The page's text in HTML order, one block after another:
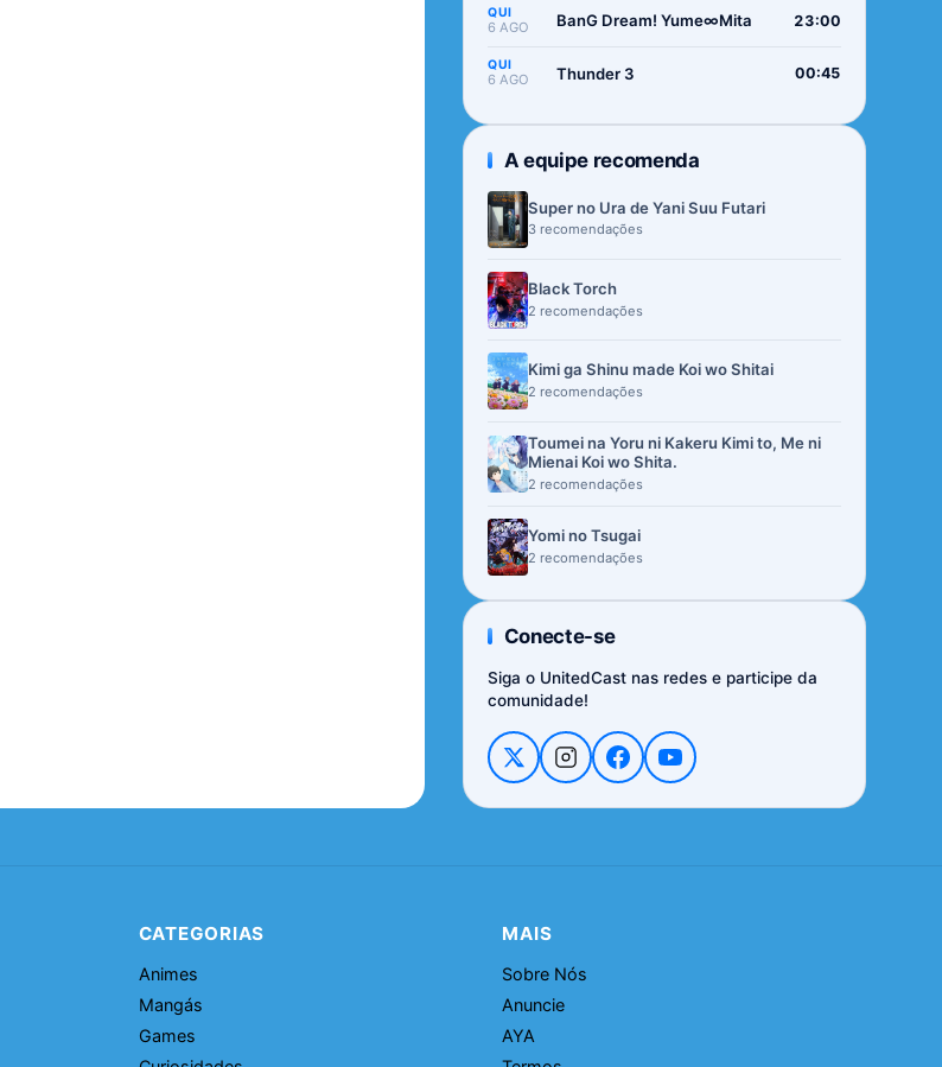
QUI
6 AGO BanG Dream! Yume∞Mita 23:00
QUI
6 AGO Thunder 3 00:45
A equipe recomenda
Super no Ura de Yani Suu Futari
3 recomendações
Black Torch
2 recomendações
Kimi ga Shinu made Koi wo Shitai
2 recomendações
Toumei na Yoru ni Kakeru Kimi to, Me ni
Mienai Koi wo Shita.
2 recomendações
Yomi no Tsugai
2 recomendações
Conecte-se
Siga o UnitedCast nas redes e participe da
comunidade!
CATEGORIAS
Animes
Mangás
Games
MAIS
Sobre Nós
Anuncie
AYA